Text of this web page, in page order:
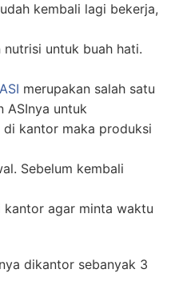
kembali lagi bekerja,
untuk buah hati.
merupakan salah satu
ASInya untuk
di kantor maka produksi
Sebelum kembali
kantor agar minta waktu
dikantor sebanyak 3